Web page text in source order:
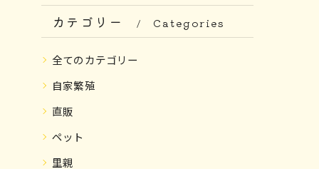
カテゴリー Categories
全てのカテゴリー
自家繁殖
直販
ペット
里親